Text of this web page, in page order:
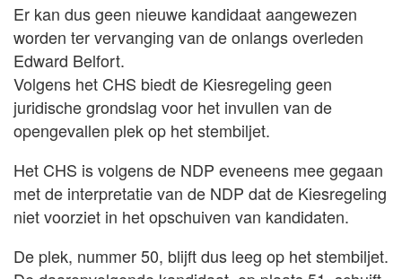
Er kan dus geen nieuwe kandidaat aangewezen
worden ter vervanging van de onlangs overleden
Edward Belfort.
Volgens het CHS biedt de Kiesregeling geen
juridische grondslag voor het invullen van de
opengevallen plek op het stembiljet.
Het CHS is volgens de NDP eveneens mee gegaan
met de interpretatie van de NDP dat de Kiesregeling
niet voorziet in het opschuiven van kandidaten.
De plek, nummer 50, blijft dus leeg op het stembiljet.